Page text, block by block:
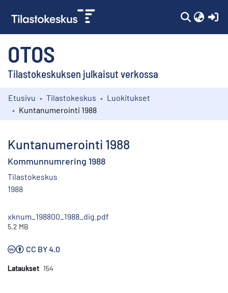
OTOS
Tilastokeskuksen julkaisut verkossa
Kokoelmat
Etusivu Tilastokeskus
Luokitukset
Kuntanumerointi 1988
Kuntanumerointi 1988
Kommunnumrering 1988
Tilastokeskus
1988
xknum_198800_1988_dig.pdf
5.2 MB
CC BY 4.0
Lataukset 154